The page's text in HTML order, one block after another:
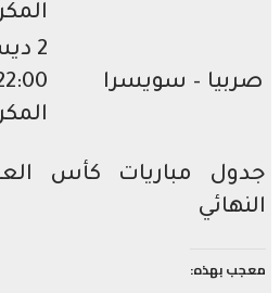
المكرمة
– سويسرا
المكرمة
بهذه: